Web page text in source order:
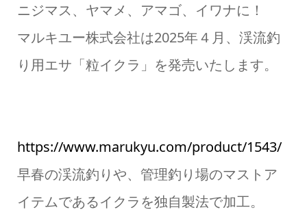
ニジマス、ヤマメ、アマゴ、イワナに！
マルキユー株式会社は2025年４月、渓流釣
り用エサ「粒イクラ」を発売いたします。
https://www.marukyu.com/product/1543/
早春の渓流釣りや、管理釣り場のマストア
イテムであるイクラを独自製法で加工。